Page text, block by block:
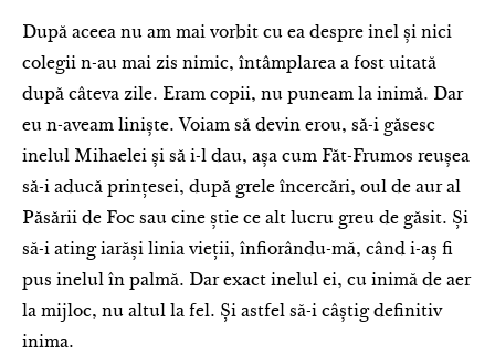
După aceea nu am mai vorbit cu ea despre inel și nici
colegii n-au mai zis nimic, întâmplarea a fost uitată
după câteva zile. Eram copii, nu puneam la inimă. Dar
eu n-aveam liniște. Voiam să devin erou, să-i găsesc
inelul Mihaelei și să i-l dau, așa cum Făt-Frumos reușea
să-i aducă prințesei, după grele încercări, oul de aur al
Păsării de Foc sau cine știe ce alt lucru greu de găsit. Și
să-i ating iarăși linia vieții, înfiorându-mă, când i-aș fi
pus inelul în palmă. Dar exact inelul ei, cu inimă de aer
la mijloc, nu altul la fel. Și astfel să-i câștig definitiv
inima.